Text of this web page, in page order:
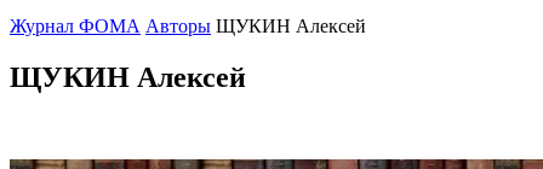
Журнал ФОМА Авторы ЩУКИН Алексей
ЩУКИН Алексей